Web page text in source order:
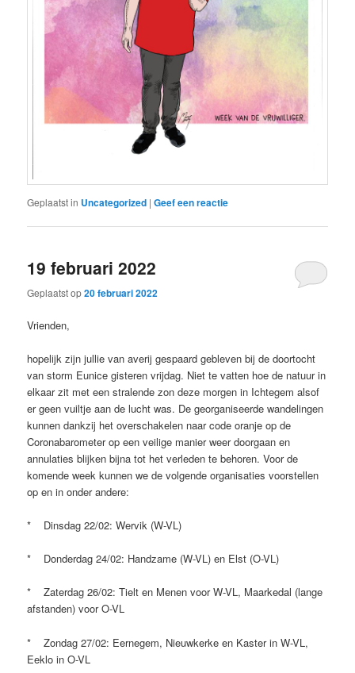
Geplaatst in Uncategorized |Geef een reactie
19 februari 2022
Geplaatst op20 februari 2022
Vrienden,
hopelijk zijn jullie van averij gespaard gebleven bij de doortocht
van storm Eunice gisteren vrijdag. Niet te vatten hoe de natuur in
elkaar zit met een stralende zon deze morgen in Ichtegem alsof
er geen vuiltje aan de lucht was. De georganiseerde wandelingen
kunnen dankzij het overschakelen naar code oranje op de
Coronabarometer op een veilige manier weer doorgaan en
annulaties blijken bijna tot het verleden te behoren. Voor de
komende week kunnen we de volgende organisaties voorstellen
op en in onder andere:
* Dinsdag 22/02: Wervik (W-VL)
* Donderdag 24/02: Handzame (W-VL) en Elst (O-VL)
* Zaterdag 26/02: Tielt en Menen voor W-VL, Maarkedal (lange
afstanden) voor O-VL
* Zondag 27/02: Eernegem, Nieuwkerke en Kaster in W-VL,
Eeklo in O-VL